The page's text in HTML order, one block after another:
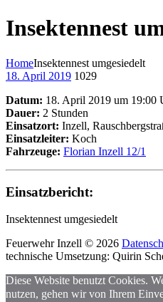
Insektennest
HomeInsektennest umgesiedelt
18. April 2019 1029
Datum: 18. April 2019 um 19:00
Dauer: 2 Stunden
Einsatzort: Inzell,
Einsatzleiter: Koch
Fahrzeuge: Florian Inzell 12/1
Einsatzbericht:
Insektennest umgesiedelt
Feuerwehr Inzell © 2026
technische Umsetzung: Quirin
Diese Website benutzt Cookies.
nutzen, gehen wir von Ihrem